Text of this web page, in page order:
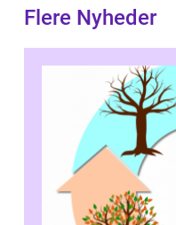
Flere Nyheder